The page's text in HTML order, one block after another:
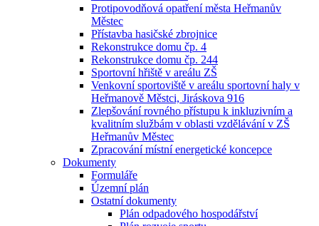
Protipovodňová opatření města Heřmanův
Městec
Přístavba hasičské zbrojnice
Rekonstrukce domu čp. 4
Rekonstrukce domu čp. 244
Sportovní hřiště v areálu ZŠ
Venkovní sportoviště v areálu sportovní haly v
Heřmanově Městci, Jiráskova 916
Zlepšování rovného přístupu k inkluzivním a
kvalitním službám v oblasti vzdělávání v ZŠ
Heřmanův Městec
Zpracování místní energetické koncepce
Dokumenty
Formuláře
Územní plán
Ostatní dokumenty
Plán odpadového hospodářství